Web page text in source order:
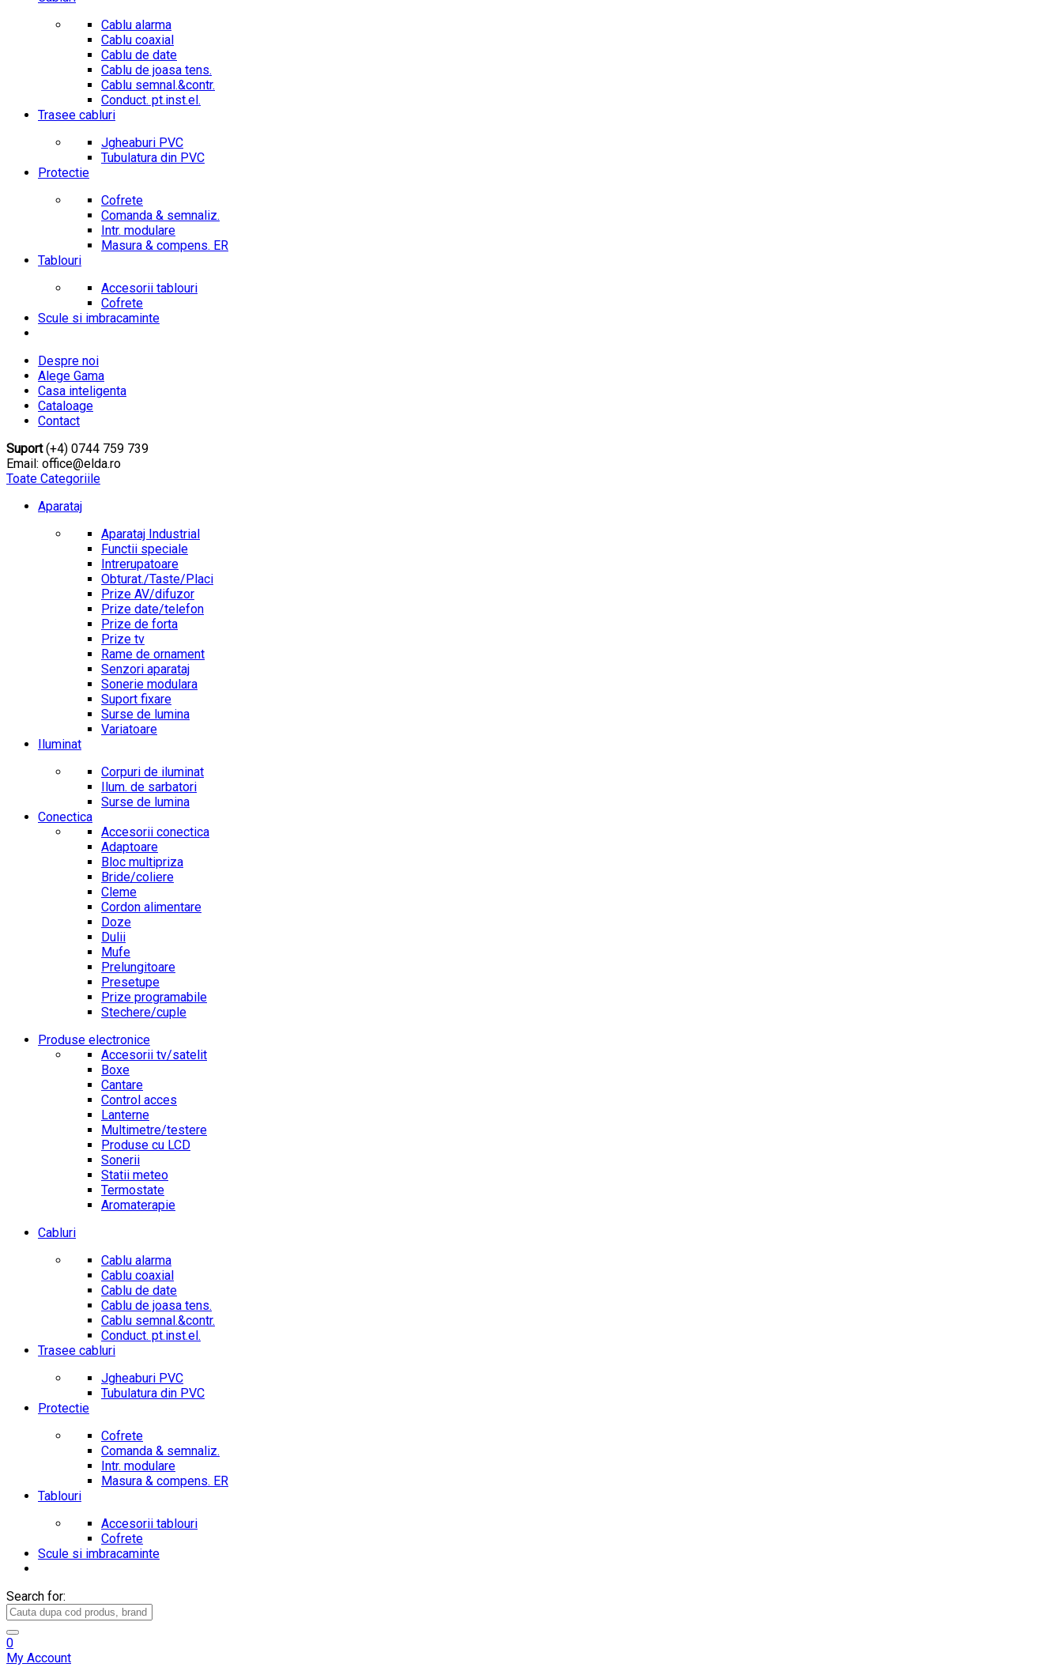
Cablu alarma
Cablu coaxial
Cablu de date
Cablu de joasa tens.
Cablu semnal.&contr.
Conduct. pt.inst.el.
Trasee cabluri
Jgheaburi PVC
Tubulatura din PVC
Protectie
Cofrete
Comanda & semnaliz.
Intr. modulare
Masura & compens. ER
Tablouri
Accesorii tablouri
Cofrete
Scule si imbracaminte
Despre noi
Alege Gama
Casa inteligenta
Cataloage
Contact
Suport(+4) 0744 759 739
Email: office@elda.ro
Toate Categoriile
Aparataj
Aparataj Industrial
Functii speciale
Intrerupatoare
Obturat./Taste/Placi
Prize AV/difuzor
Prize date/telefon
Prize de forta
Prize tv
Rame de ornament
Senzori aparataj
Sonerie modulara
Suport fixare
Surse de lumina
Variatoare
Iluminat
Corpuri de iluminat
Ilum. de sarbatori
Surse de lumina
Conectica
Accesorii conectica
Adaptoare
Bloc multipriza
Bride/coliere
Cleme
Cordon alimentare
Doze
Dulii
Mufe
Prelungitoare
Presetupe
Prize programabile
Stechere/cuple
Produse electronice
Accesorii tv/satelit
Boxe
Cantare
Control acces
Lanterne
Multimetre/testere
Produse cu LCD
Sonerii
Statii meteo
Termostate
Aromaterapie
Cabluri
Cablu alarma
Cablu coaxial
Cablu de date
Cablu de joasa tens.
Cablu semnal.&contr.
Conduct. pt.inst.el.
Trasee cabluri
Jgheaburi PVC
Tubulatura din PVC
Protectie
Cofrete
Comanda & semnaliz.
Intr. modulare
Masura & compens. ER
Tablouri
Accesorii tablouri
Cofrete
Scule si imbracaminte
Search for:
0
My Account